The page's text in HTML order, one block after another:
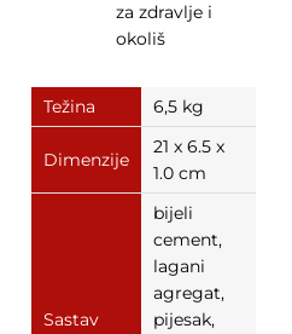
za zdravlje i
okoliš
Težina 6,5 kg
Dimenzije
21 x 6.5 x
1.0 cm
Sastav
bijeli
cement,
lagani
agregat,
pijesak,